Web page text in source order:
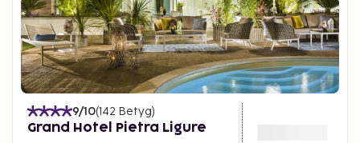
9/10(142 Betyg)
Grand Hotel Pietra Ligure